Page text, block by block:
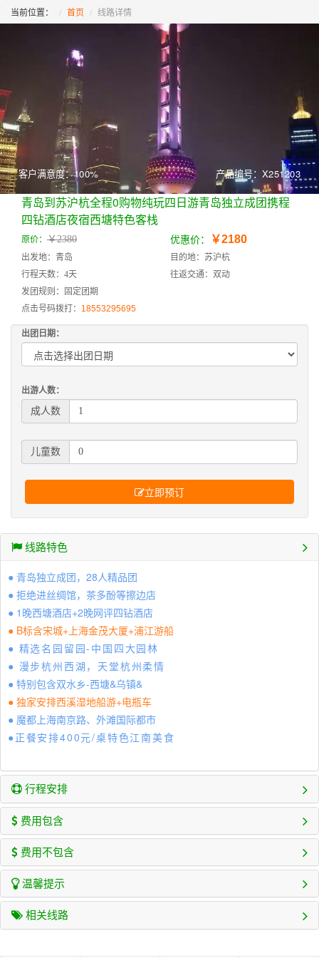
当前位置： 首页 线路详情
客户满意度：100% 产品编号：X251203
青岛到苏沪杭全程0购物纯玩四日游青岛独立成团携程
四钻酒店夜宿西塘特色客栈
原价： ￥2380 优惠价： ￥2180
出发地：青岛
目的地：苏沪杭
行程天数：4天
往返交通：双动
发团规则：固定团期
点击号码拨打： 18553295695
出团日期：
出游人数：
成人数
儿童数
立即预订
线路特色
● 青岛独立成团，28人精品团
● 拒绝进丝绸馆，茶多酚等擦边店
● 1晚西塘酒店+2晚网评四钻酒店
● B标含宋城+上海金茂大厦+浦江游船
● 精选名园留园-中国四大园林
● 漫步杭州西湖，天堂杭州柔情
● 特别包含双水乡-西塘&乌镇&
● 独家安排西溪湿地船游+电瓶车
● 魔都上海南京路、外滩国际都市
●正餐安排400元/桌特色江南美食
行程安排
费用包含
费用不包含
温馨提示
相关线路